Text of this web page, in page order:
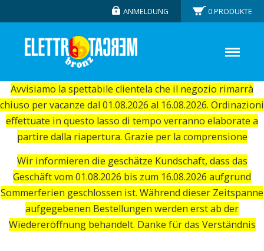
Avvisiamo la spettabile clientela che il negozio rimarrà
chiuso per vacanze dal 01.08.2026 al 16.08.2026. Ordinazioni
effettuate in questo lasso di tempo verranno elaborate a
partire dalla riapertura. Grazie per la comprensione
Wir informieren die geschätze Kundschaft, dass das
Geschäft vom 01.08.2026 bis zum 16.08.2026 aufgrund
Sommerferien geschlossen ist. Während dieser Zeitspanne
aufgegebenen Bestellungen werden erst ab der
Wiedereröffnung behandelt. Danke für das Verständnis
ANMELDUNG 0PRODUKTE